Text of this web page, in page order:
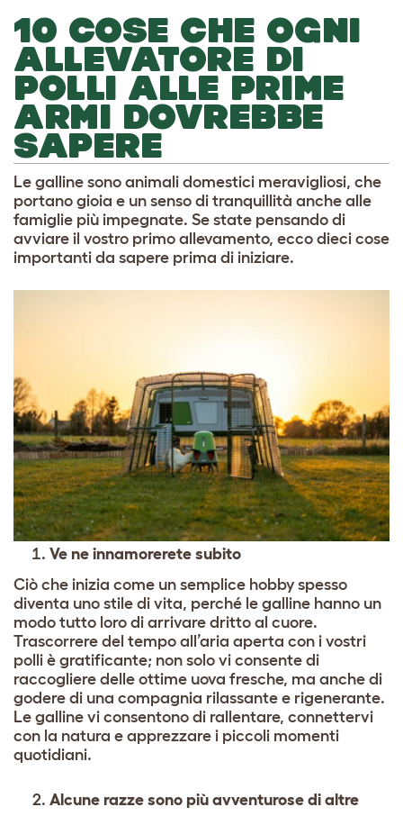
10 COSE CHE OGNI
ALLEVATORE DI
POLLI ALLE PRIME
ARMI DOVREBBE
SAPERE
Le galline sono animali domestici meravigliosi, che
portano gioia e un senso di tranquillità anche alle
famiglie più impegnate. Se state pensando di
avviare il vostro primo allevamento, ecco dieci cose
importanti da sapere prima di iniziare.
Ve ne innamorerete subito
Ciò che inizia come un semplice hobby spesso
diventa uno stile di vita, perché le galline hanno un
modo tutto loro di arrivare dritto al cuore.
Trascorrere del tempo all’aria aperta con i vostri
polli è gratificante; non solo vi consente di
raccogliere delle ottime uova fresche, ma anche di
godere di una compagnia rilassante e rigenerante.
Le galline vi consentono di rallentare, connettervi
con la natura e apprezzare i piccoli momenti
quotidiani.
Alcune razze sono più avventurose di altre